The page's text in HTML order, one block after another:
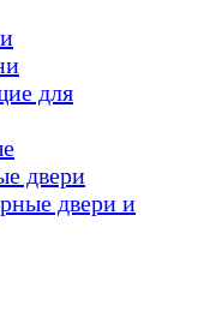
для
двери
двери и